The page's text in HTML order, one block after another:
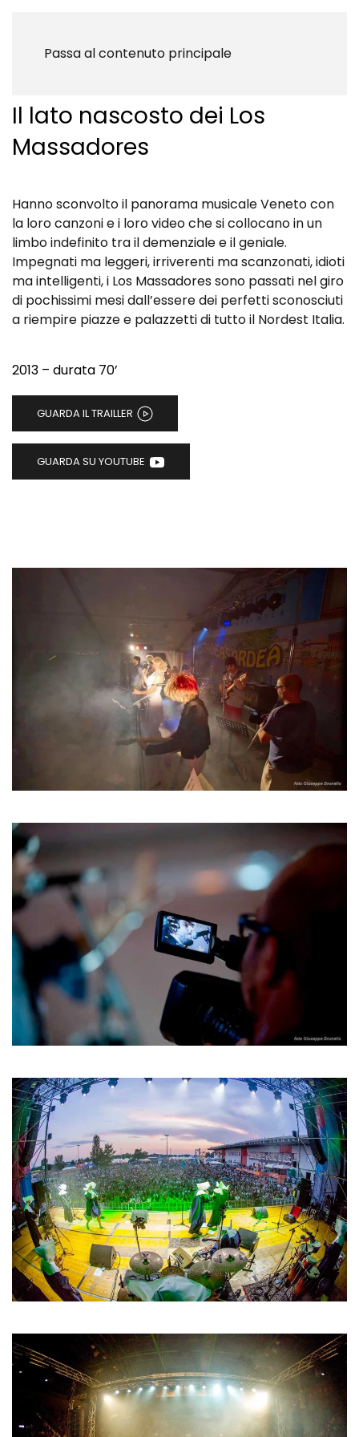
Passa al contenuto principale
Il doCUEOmentario
Il lato nascosto dei Los
Massadores
Hanno sconvolto il panorama musicale Veneto con
la loro canzoni e i loro video che si collocano in un
limbo indefinito tra il demenziale e il geniale.
Impegnati ma leggeri, irriverenti ma scanzonati, idioti
ma intelligenti, i Los Massadores sono passati nel giro
di pochissimi mesi dall’essere dei perfetti sconosciuti
a riempire piazze e palazzetti di tutto il Nordest Italia.
2013 – durata 70’
GUARDA IL TRAILLER
GUARDA SU YOUTUBE